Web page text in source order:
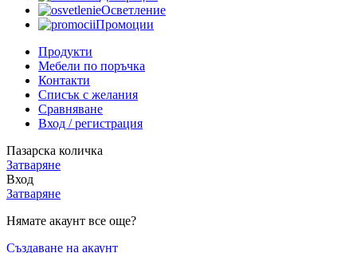
Осветление
Промоции
Продукти
Мебели по поръчка
Контакти
Списък с желания
Сравняване
Вход / регистрация
Пазарска количка
Затваряне
Вход
Затваряне
Нямате акаунт все още?
Създаване на акаунт